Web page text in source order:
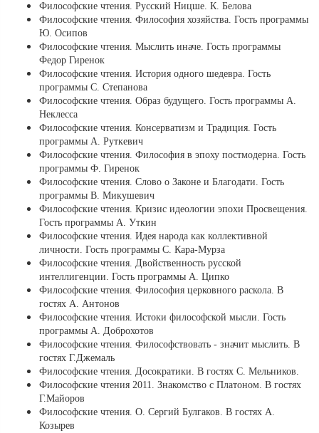
Философские чтения. Русский Ницше. К. Белова
Философские чтения. Философия хозяйства. Гость программы
Ю. Осипов
Философские чтения. Мыслить иначе. Гость программы
Федор Гиренок
Философские чтения. История одного шедевра. Гость
программы С. Степанова
Философские чтения. Образ будущего. Гость программы А.
Неклесса
Философские чтения. Консерватизм и Традиция. Гость
программы А. Руткевич
Философские чтения. Философия в эпоху постмодерна. Гость
программы Ф. Гиренок
Философские чтения. Слово о Законе и Благодати. Гость
программы В. Микушевич
Философские чтения. Кризис идеологии эпохи Просвещения.
Гость программы А. Уткин
Философские чтения. Идея народа как коллективной
личности. Гость программы С. Кара-Мурза
Философские чтения. Двойственность русской
интеллигенции. Гость программы А. Ципко
Философские чтения. Философия церковного раскола. В
гостях А. Антонов
Философские чтения. Истоки философской мысли. Гость
программы А. Доброхотов
Философские чтения. Философствовать - значит мыслить. В
гостях Г.Джемаль
Философские чтения. Досократики. В гостях С. Мельников.
Философские чтения 2011. Знакомство с Платоном. В гостях
Г.Майоров
Философские чтения. О. Сергий Булгаков. В гостях А.
Козырев